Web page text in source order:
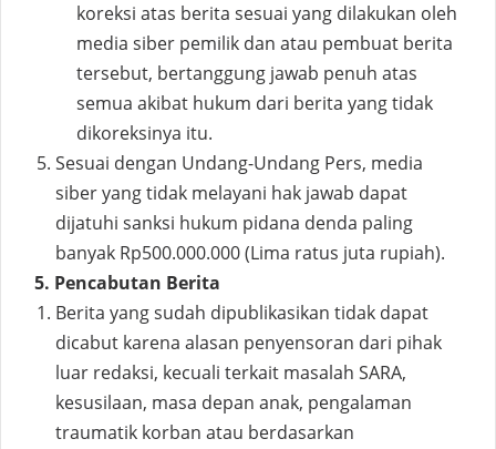
koreksi atas berita sesuai yang dilakukan oleh
media siber pemilik dan atau pembuat berita
tersebut, bertanggung jawab penuh atas
semua akibat hukum dari berita yang tidak
dikoreksinya itu.
Sesuai dengan Undang-Undang Pers, media
siber yang tidak melayani hak jawab dapat
dijatuhi sanksi hukum pidana denda paling
banyak Rp500.000.000 (Lima ratus juta rupiah).
5. Pencabutan Berita
Berita yang sudah dipublikasikan tidak dapat
dicabut karena alasan penyensoran dari pihak
luar redaksi, kecuali terkait masalah SARA,
kesusilaan, masa depan anak, pengalaman
traumatik korban atau berdasarkan